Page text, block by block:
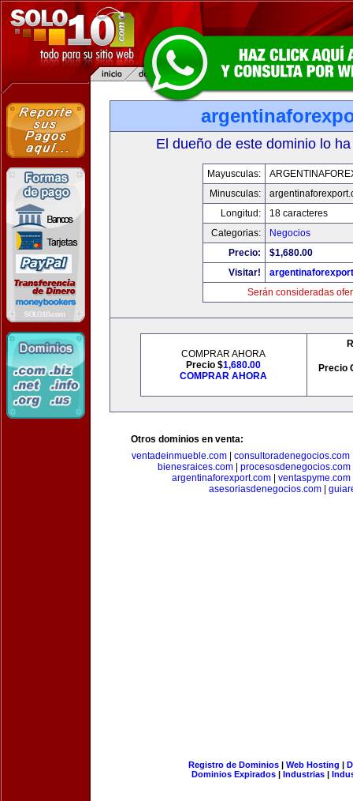
El dueño de este dominio lo
Mayusculas:
Minusculas:
Longitud:
18 caracteres
Categorias:
Negocios
Precio:
$1,680.00
Visitar!
Serán consideradas
COMPRAR AHORA
Precio $1,680.00
COMPRAR AHORA
Precio
Otros dominios en venta:
ventadeinmueble.com| consultoradenegocios.com
bienesraices.com
procesosdenegocios.com
argentinaforexport.com| ventaspyme.com
asesoriasdenegocios.com|
Registro de Dominios| Web Hosting |
Dominios Expirados | Industrias |